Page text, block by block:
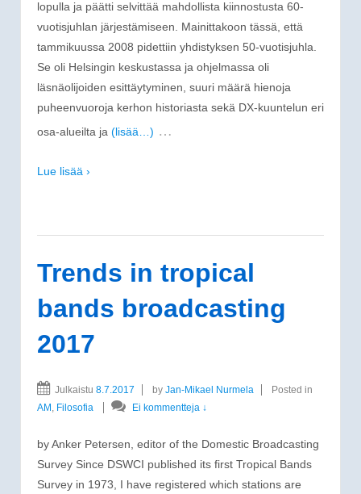
lopulla ja päätti selvittää mahdollista kiinnostusta 60-
vuotisjuhlan järjestämiseen. Mainittakoon tässä, että
tammikuussa 2008 pidettiin yhdistyksen 50-vuotisjuhla.
Se oli Helsingin keskustassa ja ohjelmassa oli
läsnäolijoiden esittäytyminen, suuri määrä hienoja
puheenvuoroja kerhon historiasta sekä DX-kuuntelun eri
osa-alueilta ja (lisää…) …
Lue lisää ›
Trends in tropical
bands broadcasting
2017
Julkaistu 8.7.2017 by Jan-Mikael Nurmela
Posted in
AM Filosofia Ei kommentteja ↓
by Anker Petersen, editor of the Domestic Broadcasting
Survey Since DSWCI published its first Tropical Bands
Survey in 1973, I have registered which stations are